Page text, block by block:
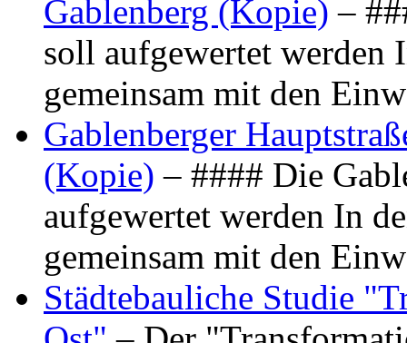
Gablenberg (Kopie) –
soll aufgewertet werden
gemeinsam mit den
Gablenberger
(Kopie) – #### Die
aufgewertet werden In
gemeinsam mit den
Städtebauliche Studie